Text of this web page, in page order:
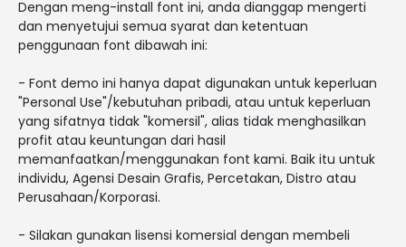
Dengan meng-install font ini, anda dianggap mengerti
dan menyetujui semua syarat dan ketentuan
penggunaan font dibawah ini:
- Font demo ini hanya dapat digunakan untuk keperluan
"Personal Use"/kebutuhan pribadi, atau untuk keperluan
yang sifatnya tidak "komersil", alias tidak menghasilkan
profit atau keuntungan dari hasil
memanfaatkan/menggunakan font kami. Baik itu untuk
individu, Agensi Desain Grafis, Percetakan, Distro atau
Perusahaan/Korporasi.
- Silakan gunakan lisensi komersial dengan membeli